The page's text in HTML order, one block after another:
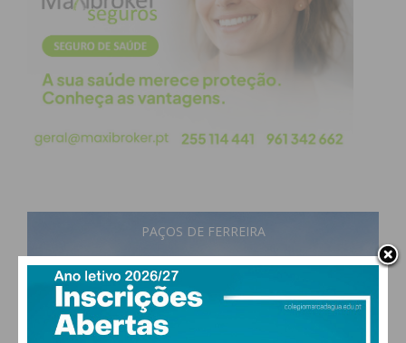
PAÇOS DE FERREIRA
23°
vento: 0m/s SSE